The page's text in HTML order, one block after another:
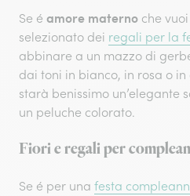
Se é amore materno che
selezionato dei regali per la
abbinare a un mazzo di
dai toni in bianco, in rosa o
starà benissimo un’elegante
un peluche colorato.
Fiori e regali per
Se é per una festa